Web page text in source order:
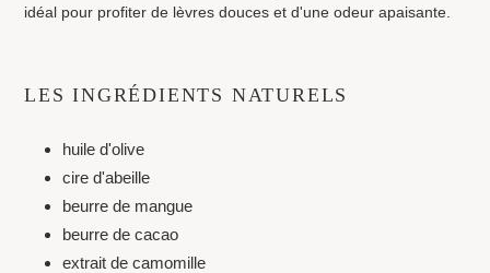
idéal pour profiter de lèvres douces et d'une odeur apaisante.
LES INGRÉDIENTS NATURELS
huile d'olive
cire d'abeille
beurre de mangue
beurre de cacao
extrait de camomille